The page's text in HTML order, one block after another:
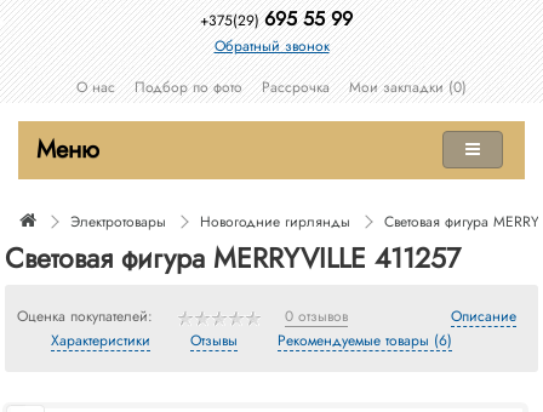
+375(29) 695 55 99
Обратный звонок
О нас
Подбор по фото Рассрочка Мои закладки (0)
Меню
Электротовары Новогодние гирлянды Световая фигура
Световая фигура MERRYVILLE 411257
Оценка покупателей: 0 отзывов
Описание
Характеристики
Отзывы Рекомендуемые товары (6)